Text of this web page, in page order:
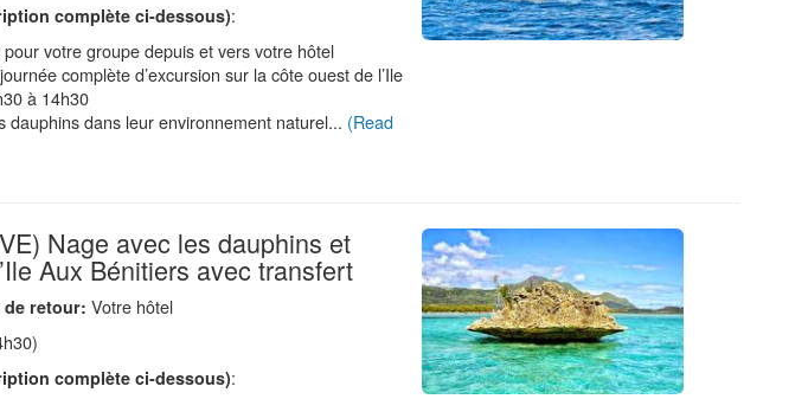
complète ci-dessous):
votre groupe depuis et vers votre hôtel
complète d’excursion sur la côte ouest de l’Ile
à 14h30
dauphins dans leur environnement naturel... (Read
Nage avec les dauphins et
Aux Bénitiers avec transfert.
de retour: Votre hôtel
complète ci-dessous):